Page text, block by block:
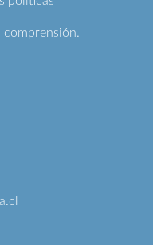
comprensión.